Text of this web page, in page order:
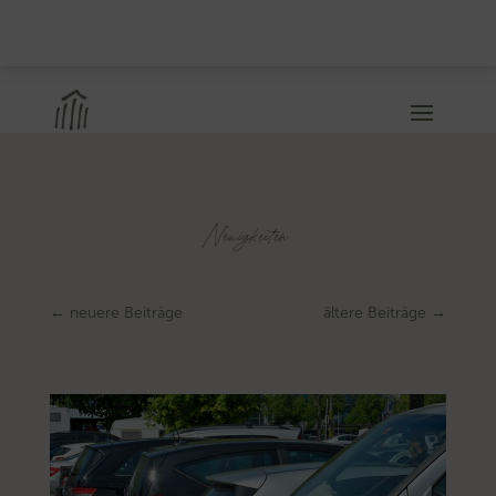
Neuigkeiten
← neuere Beiträge ältere Beiträge →